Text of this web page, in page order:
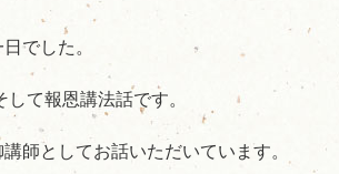
でした。
て報恩講法話です。
師としてお話いただいています。